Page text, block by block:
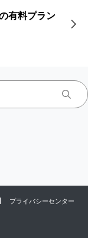
有料プラン
プライバシーセンター